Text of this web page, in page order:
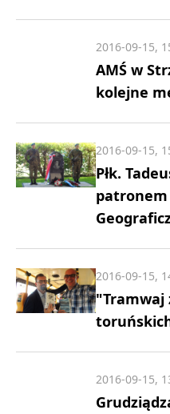
AMŚ w
kolejne
2016-09-15,
Płk.
patronem
2016-09-15,
"Tramwaj
2016-09-15,
2016-09-15,